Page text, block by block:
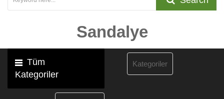
Sandalye
Tüm
Kategoriler
Kategoriler